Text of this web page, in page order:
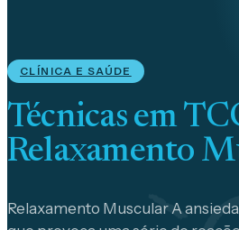
CLÍNICA E SAÚDE
Técnicas em
Relaxamento
Relaxamento Muscular A